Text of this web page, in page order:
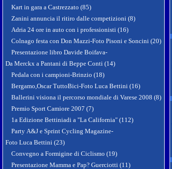
Kart in gara a Castrezzato (85)
Zanini annuncia il ritiro dalle competizioni (8)
Adria 24 ore in auto con i professionisti (16)
Colnago festa con Don Mazzi-Foto Pisoni e Soncini (20)
Presentazione libro Davide Boifava-
Da Merckx a Pantani di Beppe Conti (14)
Pedala con i campioni-Brinzio (18)
Bergamo,Oscar TuttoBici-Foto Luca Bettini (16)
Ballerini visiona il percorso mondiale di Varese 2008 (8)
Premio Sport Camiore 2007 (7)
1a Edizione Bettiniadi a "La California" (112)
Party A&J e Sprint Cycling Magazine-
Foto Luca Bettini (23)
Convegno a Formigine di Ciclismo (19)
Presentazione Mamma e Pap? Guerciotti (11)